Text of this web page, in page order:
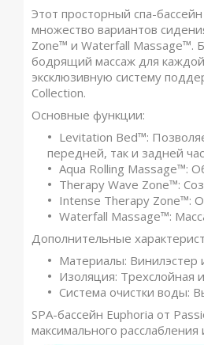
Этот просторный спа-
множество вариантов
Zone™ и Waterfall Massage™.
бодрящий массаж для каждой
эксклюзивную систему
Collection.
Основные функции:
Levitation Bed™:
передней, так и задней
Aqua Rolling Massage™:
Therapy Wave Zone™:
Intense Therapy Zone™:
Waterfall Massage™:
Дополнительные
Материалы: Винилэстер
Изоляция: Трехслойная
Система очистки воды:
SPA-бассейн Euphoria от
максимального